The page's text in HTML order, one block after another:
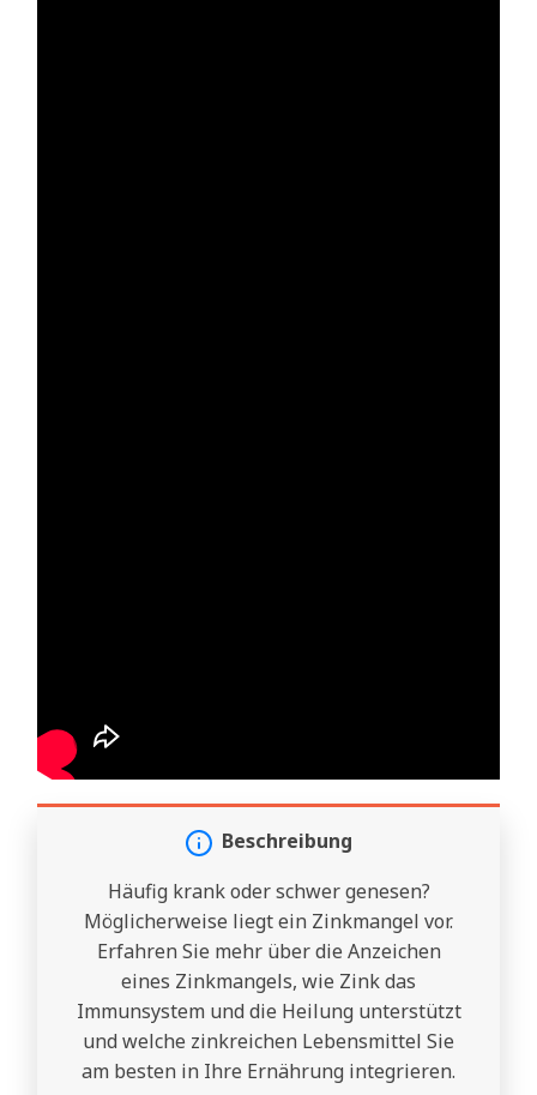
Beschreibung
Häufig krank oder schwer genesen?
Möglicherweise liegt ein Zinkmangel vor.
Erfahren Sie mehr über die Anzeichen
eines Zinkmangels, wie Zink das
Immunsystem und die Heilung unterstützt
und welche zinkreichen Lebensmittel Sie
am besten in Ihre Ernährung integrieren.